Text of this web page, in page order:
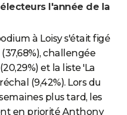
l'année de la
à Loisy s'était figé
challengée
et la liste 'La
(9,42%). Lors du
plus tard, les
en priorité Anthony